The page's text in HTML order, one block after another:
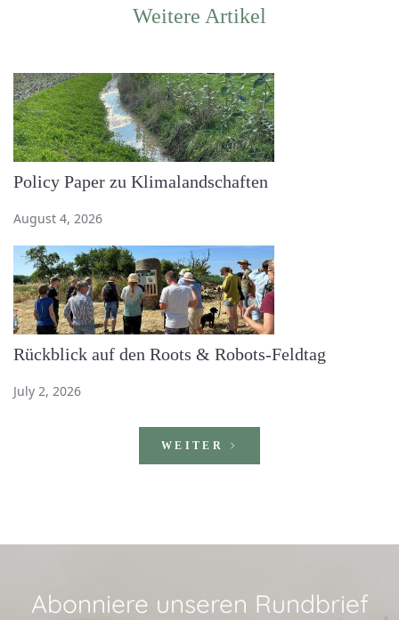
Weitere Artikel
Policy Paper zu Klimalandschaften
August 4, 2026
Rückblick auf den Roots & Robots-Feldtag
July 2, 2026
WEITER
Abonniere unseren Rundbrief